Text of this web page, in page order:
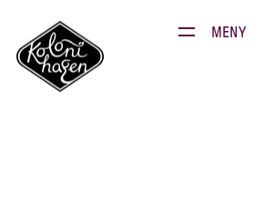
MENY
Dette brenner vi for
Produkter